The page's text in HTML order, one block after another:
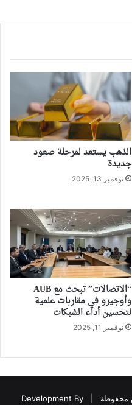
الذهب يستعد لمرحلة صعود
جديدة
نوفمبر 13, 2025
“الاتصالات” تبحث مع AUB
وأوجيرو في مقاربات علمية
لتحسين أداء الشبكات
نوفمبر 11, 2025
Development By